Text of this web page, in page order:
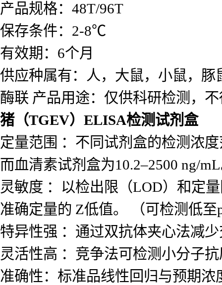
产品规格：48T/96T
保存条件：2-8℃
有效期：6个月
供应种属有：人，大鼠，小鼠，
酶联 产品用途：仅供科研检测，
猪（TGEV）ELISA检测试剂盒
定量范围 ：不同试剂盒的检测浓
而血清素试剂盒为10.2–2500 ng/
灵敏度 ：以检出限（LOD）和定
准确定量的 Z低值。 （可检测低
特异性强 ：通过双抗体夹心法减
灵活性高 ：竞争法可检测小分子
准确性：标准品线性回归与预期浓